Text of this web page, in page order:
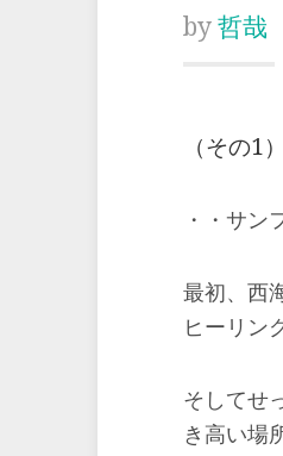
by 哲哉
（その1）
・・サン
最初、西
ヒーリン
そしてせ
き高い場